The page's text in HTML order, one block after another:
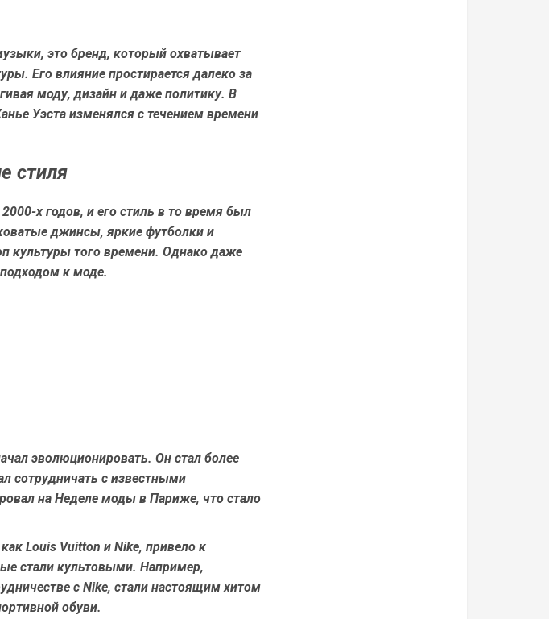
это бренд, который охватывает
Его влияние простирается далеко за
моду, дизайн и даже политику. В
Уэста изменялся с течением времени
стиля
х годов, и его стиль в то время был
джинсы, яркие футболки и
культуры того времени. Однако даже
к моде.
эволюционировать. Он стал более
сотрудничать с известными
на Неделе моды в Париже, что стало
Louis Vuitton и Nike, привело к
стали культовыми. Например,
с Nike, стали настоящим хитом
обуви.